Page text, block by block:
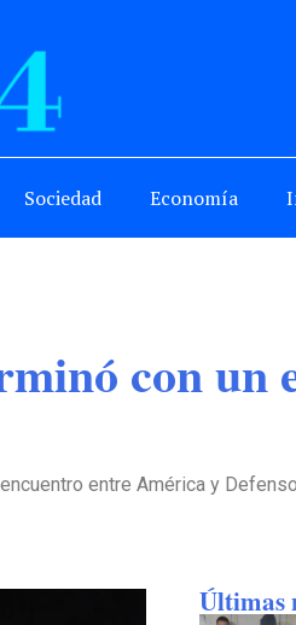
Sociedad Economía
con un
entre América y
Últimas